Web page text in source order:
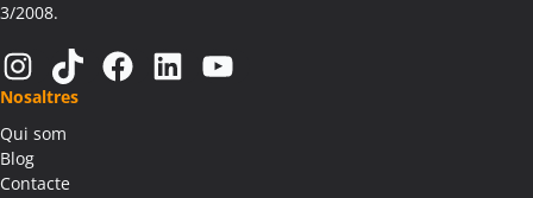
Colònies Escolars Aitona
Activitats Teambuilding Empreses Alàs i Cerc
Activitats Família Amics Alàs i Cerc
Colònies Escolars Alàs i Cerc
Activitats Teambuilding Empreses Albagés
Activitats Família Amics Albagés
3/2008.
Instagram TikTok Facebook LinkedIn YouTube
Nosaltres
Qui som
Blog
Contacte